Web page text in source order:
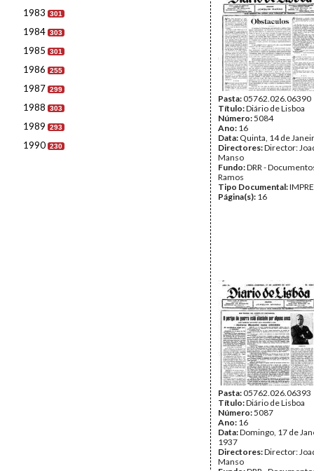
1983 301
1984 303
1985 301
1986 255
1987 299
1988 303
1989 293
1990 230
Pasta:05762.026.06390
Título:Diário de Lisboa
Número:5084
Ano: 16
Data: Quinta, 14 de
Directores:Director:
Manso
Fundo:DRR -
Ramos
Tipo Documental:
Página(s): 16
Pasta:05762.026.06393
Título:Diário de Lisboa
Número:5087
Ano: 16
Data:Domingo, 17 de
1937
Directores:Director:
Manso